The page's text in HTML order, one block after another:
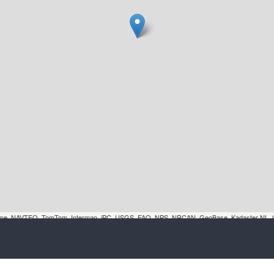
NAVTEQ, TomTom, Intermap, iPC, USGS, FAO, NPS, NRCAN, GeoBase, Kadaster